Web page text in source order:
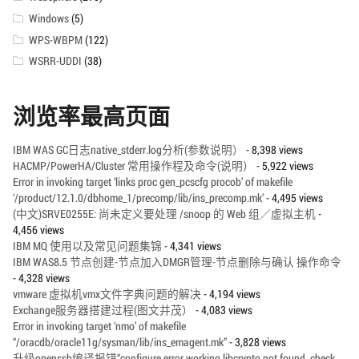
Windows(5)
WPS-WBPM(122)
WSRR-UDDI (38)
浏览率最高页面
IBM WAS GC日志native_stderr.log分析(参数说明）
- 8,398 views
HACMP/PowerHA/Cluster 常用操作程及命令(说明）
- 5,922 views
Error in invoking target ‘links proc gen_pcscfg procob’ of makefile
‘/product/12.1.0/dbhome_1/precomp/lib/ins_precomp.mk’- 4,495 views
(中文)SRVE0255E: 尚未定义要处理 /snoop 的 Web 组／虚拟主机-
4,456 views
IBM MQ 使用以及常见问题集锦 - 4,341 views
IBM WAS8.5 节点创建-节点加入DMGR管理-节点删除与确认 操作命令
- 4,328 views
vmware 虚拟机vmx文件字典问题的解决- 4,194 views
Exchange服务器搭建过程(图文并茂）
- 4,083 views
Error in invoking target ‘nmo’ of makefile
“/oracdb/oracle11g/sysman/lib/ins_emagent.mk”- 3,828 views